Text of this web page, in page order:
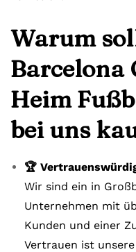
Warum
Barcelona
Heim
bei uns
🏆
Wir sind ein in
Unternehmen mit
Kunden und einer
Vertrauen ist